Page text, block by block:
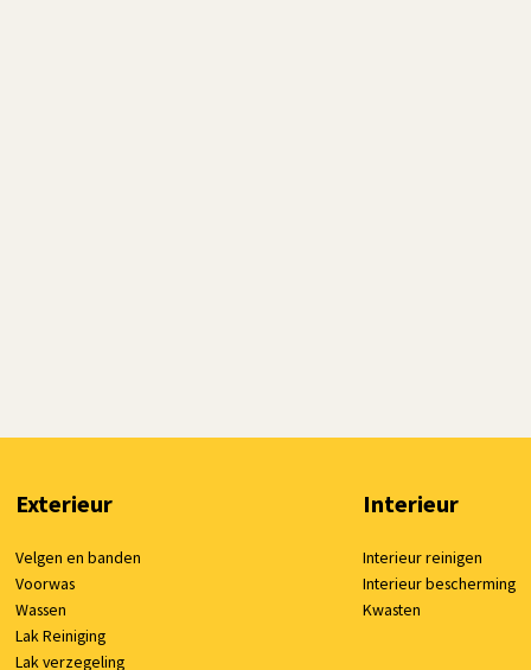
Exterieur
Velgen en banden
Voorwas
Wassen
Lak Reiniging
Lak verzegeling
Interieur
Interieur reinigen
Interieur bescherming
Kwasten